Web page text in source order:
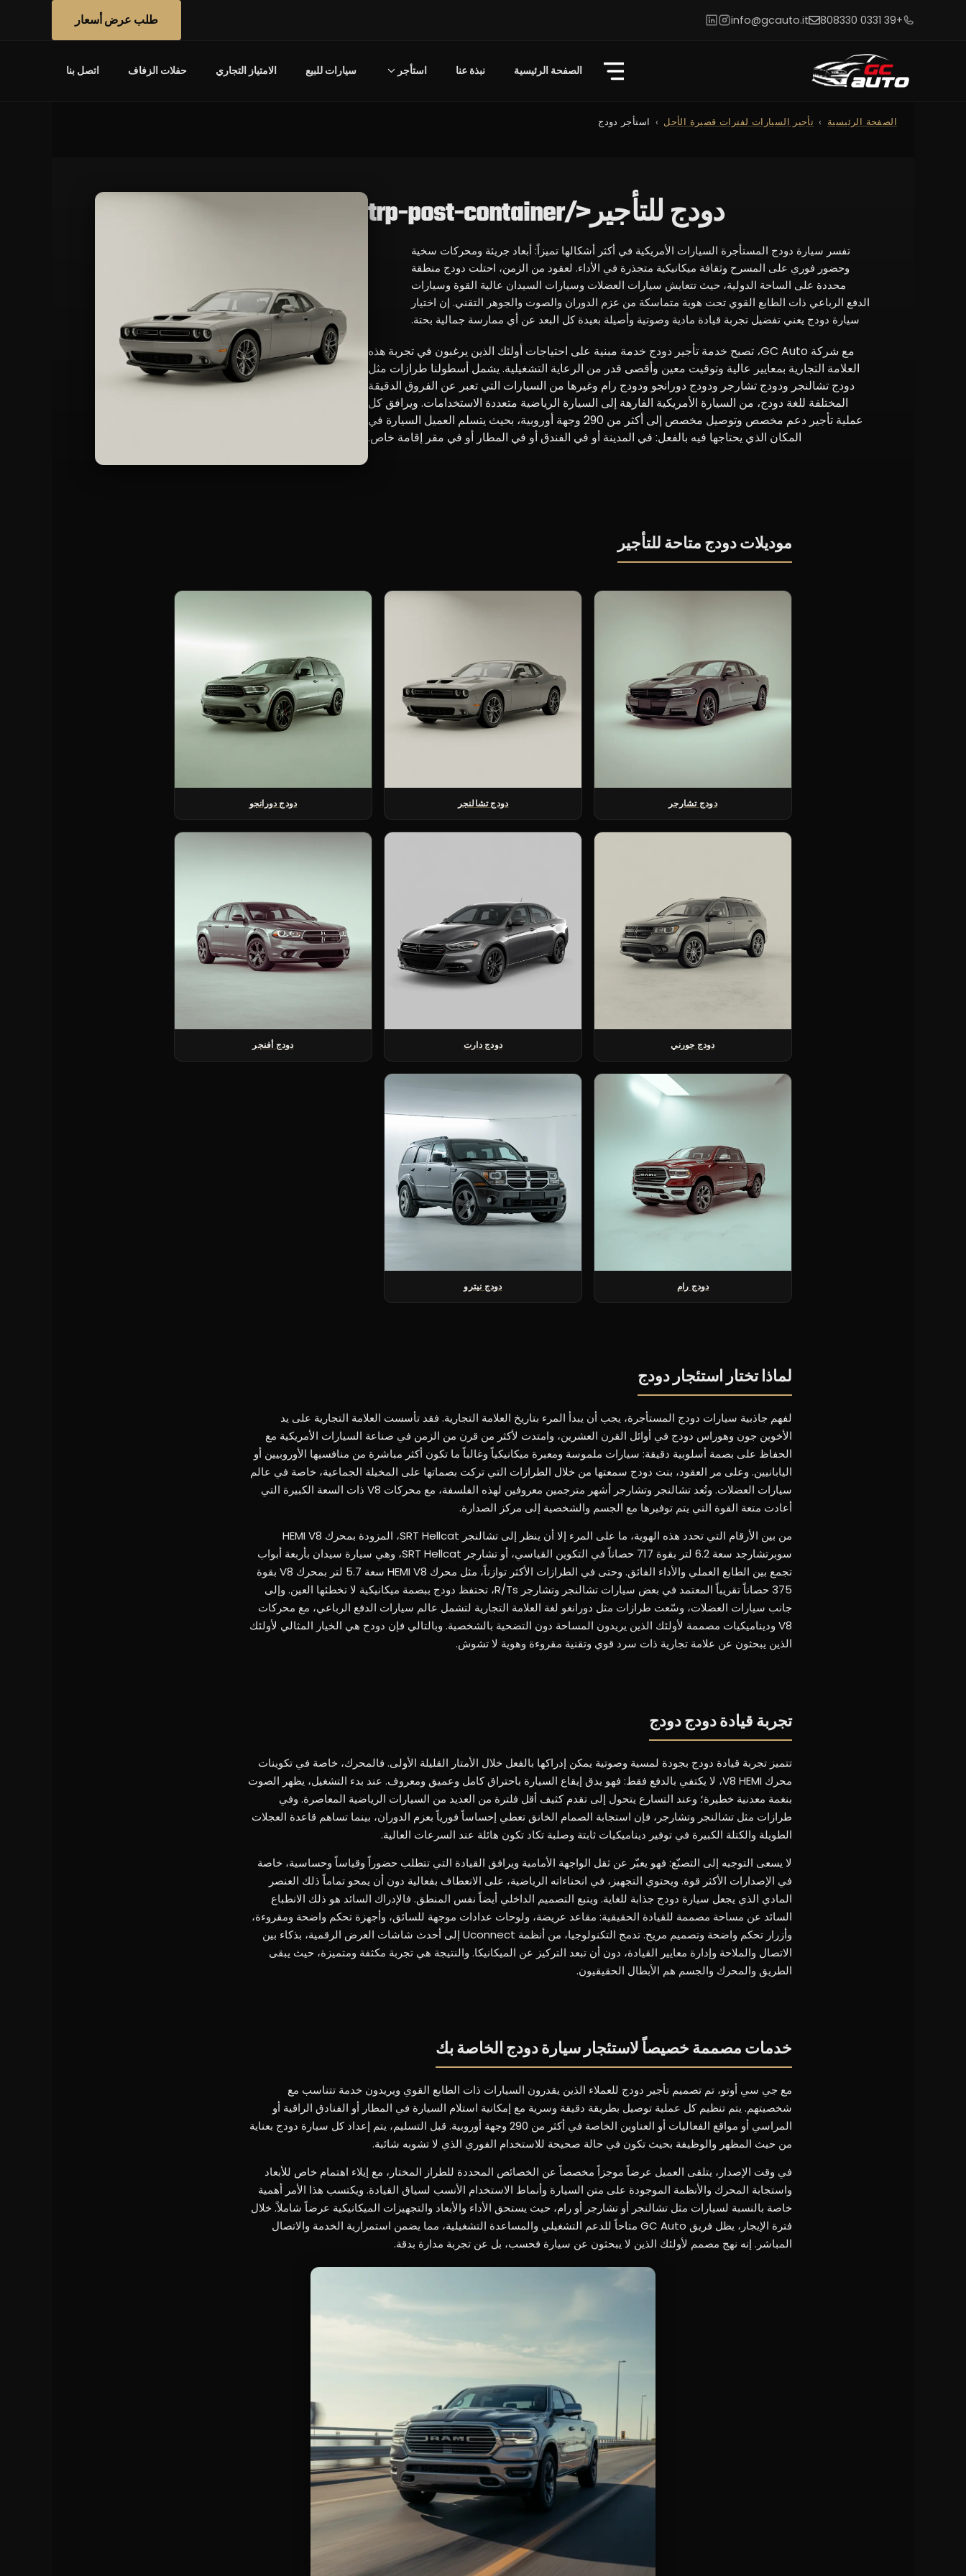
+39 0331 808330
info@gcauto.it طلب عرض أسعار
الصفحة الرئيسية نبذة عنا استأجر سيارات للبيع الامتياز التجاري حفلات الزفاف اتصل بنا
الصفحة الرئيسية تأجير السيارات لفترات قصيرة الأجل استأجر دودج
دودج للتأجير</trp-post-container
تفسر سيارة دودج المستأجرة السيارات الأمريكية في أكثر أشكالها تميزاً: أبعاد جريئة ومحركات سخية
وحضور فوري على المسرح وثقافة ميكانيكية متجذرة في الأداء. لعقود من الزمن، احتلت دودج منطقة
محددة على الساحة الدولية، حيث تتعايش سيارات العضلات وسيارات السيدان عالية القوة وسيارات
الدفع الرباعي ذات الطابع القوي تحت هوية متماسكة من عزم الدوران والصوت والجوهر التقني. إن اختيار
سيارة دودج يعني تفضيل تجربة قيادة مادية وصوتية وأصيلة بعيدة كل البعد عن أي ممارسة جمالية بحتة.
مع شركة GC Auto، تصبح خدمة تأجير دودج خدمة مبنية على احتياجات أولئك الذين يرغبون في تجربة هذه
العلامة التجارية بمعايير عالية وتوقيت معين وأقصى قدر من الرعاية التشغيلية. يشمل أسطولنا طرازات مثل
دودج تشالنجر ودودج تشارجر ودودج دورانجو ودودج رام وغيرها من السيارات التي تعبر عن الفروق الدقيقة
المختلفة للغة دودج، من السيارة الأمريكية الفارهة إلى السيارة الرياضية متعددة الاستخدامات. ويرافق كل
عملية تأجير دعم مخصص وتوصيل مخصص إلى أكثر من 290 وجهة أوروبية، بحيث يتسلم العميل السيارة في
المكان الذي يحتاجها فيه بالفعل: في المدينة أو في الفندق أو في المطار أو في مقر إقامة خاص.
موديلات دودج متاحة للتأجير
دودج تشارجر دودج تشالنجر دودج دورانجو
دودج جورني دودج دارت دودج أفنجر
دودج رام دودج نيترو
لماذا تختار استئجار دودج
لفهم جاذبية سيارات دودج المستأجرة، يجب أن يبدأ المرء بتاريخ العلامة التجارية. فقد تأسست العلامة التجارية على يد
الأخوين جون وهوراس دودج في أوائل القرن العشرين، وامتدت لأكثر من قرن من الزمن في صناعة السيارات الأمريكية مع
الحفاظ على بصمة أسلوبية دقيقة: سيارات ملموسة ومعبرة ميكانيكياً وغالباً ما تكون أكثر مباشرة من منافسيها الأوروبيين أو
اليابانيين. وعلى مر العقود، بنت دودج سمعتها من خلال الطرازات التي تركت بصماتها على المخيلة الجماعية، خاصة في عالم
سيارات العضلات. وتُعد تشالنجر وتشارجر أشهر مترجمين معروفين لهذه الفلسفة، مع محركات V8 ذات السعة الكبيرة التي
أعادت متعة القوة التي يتم توفيرها مع الجسم والشخصية إلى مركز الصدارة.
من بين الأرقام التي تحدد هذه الهوية، ما على المرء إلا أن ينظر إلى تشالنجر SRT Hellcat، المزودة بمحرك HEMI V8
سوبرتشارجد سعة 6.2 لتر بقوة 717 حصاناً في التكوين القياسي، أو تشارجر SRT Hellcat، وهي سيارة سيدان بأربعة أبواب
تجمع بين الطابع العملي والأداء الفائق. وحتى في الطرازات الأكثر توازناً، مثل محرك HEMI V8 سعة 5.7 لتر بمحرك V8 بقوة
375 حصاناً تقريباً المعتمد في بعض سيارات تشالنجر وتشارجر R/Ts، تحتفظ دودج ببصمة ميكانيكية لا تخطئها العين. وإلى
جانب سيارات العضلات، وسّعت طرازات مثل دورانغو لغة العلامة التجارية لتشمل عالم سيارات الدفع الرباعي، مع محركات
V8 وديناميكيات مصممة لأولئك الذين يريدون المساحة دون التضحية بالشخصية. وبالتالي فإن دودج هي الخيار المثالي لأولئك
الذين يبحثون عن علامة تجارية ذات سرد قوي وتقنية مقروءة وهوية لا تشوش.
تجربة قيادة دودج دودج
تتميز تجربة قيادة دودج بجودة لمسية وصوتية يمكن إدراكها بالفعل خلال الأمتار القليلة الأولى. فالمحرك، خاصة في تكوينات
محرك V8 HEMI، لا يكتفي بالدفع فقط: فهو يدق إيقاع السيارة باحتراق كامل وعميق ومعروف. عند بدء التشغيل، يظهر الصوت
بنغمة معدنية خطيرة؛ وعند التسارع يتحول إلى تقدم كثيف أقل فلترة من العديد من السيارات الرياضية المعاصرة. وفي
طرازات مثل تشالنجر وتشارجر، فإن استجابة الصمام الخانق تعطي إحساساً فورياً بعزم الدوران، بينما تساهم قاعدة العجلات
الطويلة والكتلة الكبيرة في توفير ديناميكيات ثابتة وصلبة تكاد تكون هائلة عند السرعات العالية.
لا يسعى التوجيه إلى التصنّع: فهو يعبّر عن ثقل الواجهة الأمامية ويرافق القيادة التي تتطلب حضوراً وقياساً وحساسية، خاصة
في الإصدارات الأكثر قوة. ويحتوي التجهيز، في انحناءاته الرياضية، على الانعطاف بفعالية دون أن يمحو تماماً ذلك العنصر
المادي الذي يجعل سيارة دودج جذابة للغاية. ويتبع التصميم الداخلي أيضاً نفس المنطق. فالإدراك السائد هو ذلك الانطباع
السائد عن مساحة مصممة للقيادة الحقيقية: مقاعد عريضة، ولوحات عدادات موجهة للسائق، وأجهزة تحكم واضحة ومقروءة،
وأزرار تحكم واضحة وتصميم مريح. تدمج التكنولوجيا، من أنظمة Uconnect إلى أحدث شاشات العرض الرقمية، بذكاء بين
الاتصال والملاحة وإدارة معايير القيادة، دون أن تبعد التركيز عن الميكانيكا. والنتيجة هي تجربة مكثفة ومتميزة، حيث يبقى
الطريق والمحرك والجسم هم الأبطال الحقيقيون.
خدمات مصممة خصيصاً لاستئجار سيارة دودج الخاصة بك
مع جي سي أوتو، تم تصميم تأجير دودج للعملاء الذين يقدرون السيارات ذات الطابع القوي ويريدون خدمة تتناسب مع
شخصيتهم. يتم تنظيم كل عملية توصيل بطريقة دقيقة وسرية مع إمكانية استلام السيارة في المطار أو الفنادق الراقية أو
المراسي أو مواقع الفعاليات أو العناوين الخاصة في أكثر من 290 وجهة أوروبية. قبل التسليم، يتم إعداد كل سيارة دودج بعناية
من حيث المظهر والوظيفة بحيث تكون في حالة صحيحة للاستخدام الفوري الذي لا تشوبه شائبة.
في وقت الإصدار، يتلقى العميل عرضاً موجزاً مخصصاً عن الخصائص المحددة للطراز المختار، مع إيلاء اهتمام خاص للأبعاد
واستجابة المحرك والأنظمة الموجودة على متن السيارة وأنماط الاستخدام الأنسب لسياق القيادة. ويكتسب هذا الأمر أهمية
خاصة بالنسبة لسيارات مثل تشالنجر أو تشارجر أو رام، حيث يستحق الأداء والأبعاد والتجهيزات الميكانيكية عرضاً شاملاً. خلال
فترة الإيجار، يظل فريق GC Auto متاحاً للدعم التشغيلي والمساعدة التشغيلية، مما يضمن استمرارية الخدمة والاتصال
المباشر. إنه نهج مصمم لأولئك الذين لا يبحثون عن سيارة فحسب، بل عن تجربة مدارة بدقة.